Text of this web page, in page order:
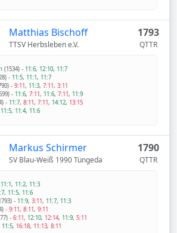
Matthias Bischoff
TTSV Herbsleben e.V.
1793
QTTR
(1534) - 11:6, 12:10, 11:7
- 11:5, 11:1, 11:7
- 9:11, 11:3, 7:11, 3:11
- 11:6, 7:11, 11:6, 7:11, 11:9
- 11:7, 8:11, 7:11, 14:12, 13:15
11:5, 11:4, 11:6
Markus Schirmer
SV Blau-Weiß 1990 Tüngeda
1790
QTTR
11:1, 11:2, 11:3
, 11:5, 11:6
- 11:9, 3:11, 11:7, 11:3
- 9:11, 8:11, 9:11
- 6:11, 12:10, 12:14, 11:9, 5:11
11:5, 16:18, 11:13, 8:11